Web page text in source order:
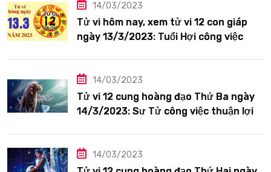
14/03/2023
Tử vi hôm nay, xem tử vi 12 con giáp
ngày 13/3/2023: Tuổi Hợi công việc
14/03/2023
Tử vi 12 cung hoàng đạo Thứ Ba ngày
14/3/2023: Sư Tử công việc thuận lợi
14/03/2023